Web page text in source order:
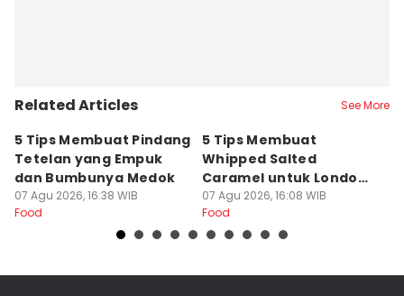
Related Articles See More
5 Tips Membuat Pindang
Tetelan yang Empuk
dan Bumbunya Medok
07 Agu 2026, 16:38 WIB
Food
5 Tips Membuat
Whipped Salted
Caramel untuk London
Chocolate Cake
07 Agu 2026, 16:08 WIB
Food